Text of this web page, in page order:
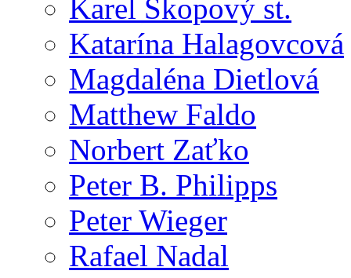
Karel Skopový st.
Katarína Halagovcová
Magdaléna Dietlová
Matthew Faldo
Norbert Zaťko
Peter B. Philipps
Peter Wieger
Rafael Nadal